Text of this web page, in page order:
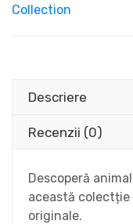
Collection
Descriere
Recenzii (0)
Descoperă
această
originale.